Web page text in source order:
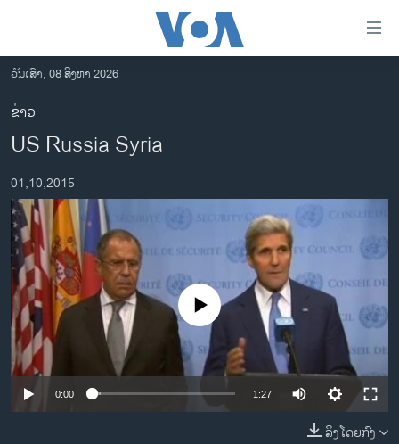
ເຂົ້າ
ຫາ
ຂ້າມ
ຂ້າມ
ໄປ
ຫາ
ຊອກ
ຄົ້ນ
ອາເມຣິກາ
ການເລືອກຕັ້ງ ປະທານາທີບໍດີ ສະຫະລັດ 2024
ຂ່າວ​ຈີນ
ໂລກ
ເອເຊຍ
ອິດສະຫຼະພາບດ້ານການຂ່າວ
ຊີວິດຊາວລາວ
ຊຸມຊົນຊາວລາວ
ວິທະຍາສາດ-ເທັກໂນໂລຈີ
ວັນເສົາ, 08 ສິງຫາ 2026
ຂ່າວ
US Russia Syria
01,10,2015
No media source currently available
0:00 1:27
ລິງໂດຍກົງ